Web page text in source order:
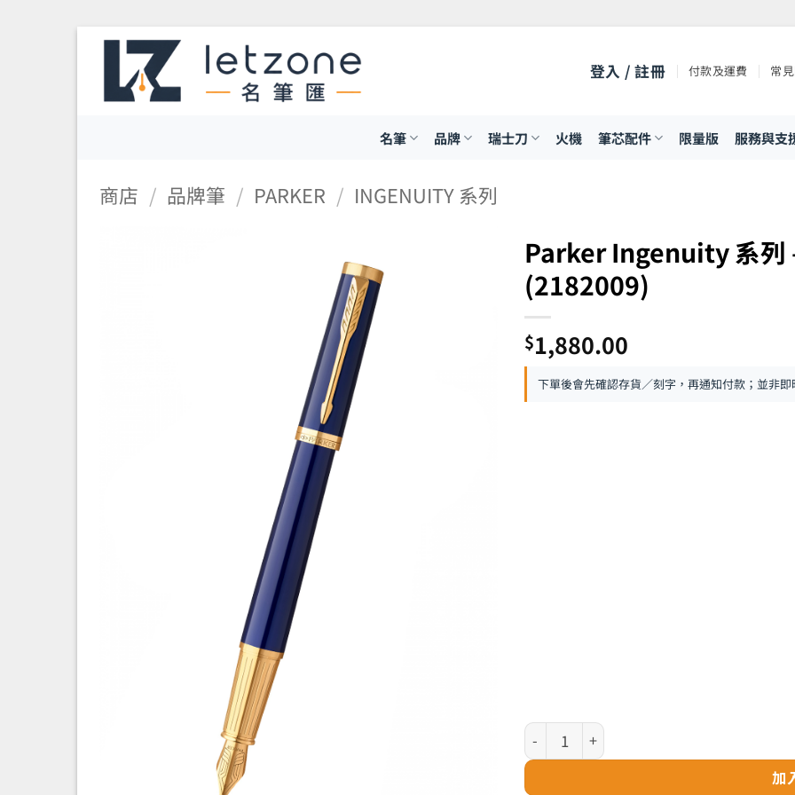
Skip
content
登入 / 註冊 付款及運費 常
名筆 品牌 瑞士刀 火機 筆芯配件 限量版 服務與支
商店 / 品牌筆 / PARKER / INGENUITY 系列
Parker Ingenuity 系列
(2182009)
$1,880.00
下單後會先確認存貨／刻字，再通知付款；並非即
Parker Ingenuity 系列 - 亮藍金夾 墨水筆
加